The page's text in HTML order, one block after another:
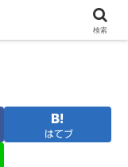
はてブ
検索